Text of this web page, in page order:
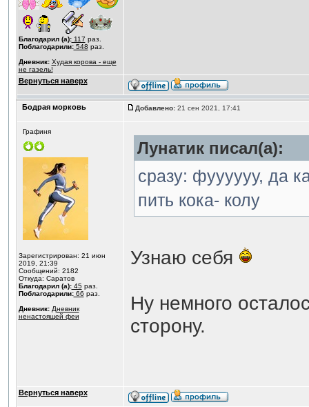
Благодарил (а):117 раз.
Поблагодарили:548 раз.
Дневник: Худая корова - еще
не газель!
Вернуться наверх
Бодрая морковь Добавлено:21 сен 2021, 17:41
Графиня
Зарегистрирован: 21 июн
2019, 21:39
Сообщений: 2182
Откуда: Саратов
Благодарил (а):45раз.
Поблагодарили:66 раз.
Дневник: Дневник
ненастоящей феи
Лунатик писал(а):
сразу: фуууууу, да
пить кока- колу
Узнаю себя
Ну немного
сторону.
Вернуться наверх